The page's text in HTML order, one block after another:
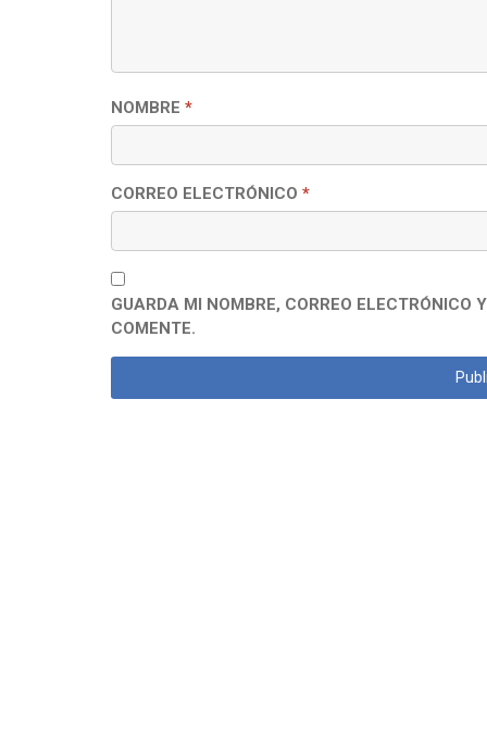
NOMBRE *
CORREO ELECTRÓNICO *
GUARDA MI NOMBRE, CORREO ELECTRÓNICO
COMENTE.